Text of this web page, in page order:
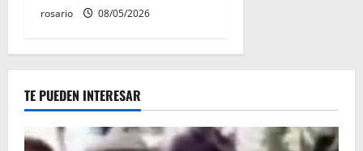
rosario 08/05/2026
TE PUEDEN INTERESAR